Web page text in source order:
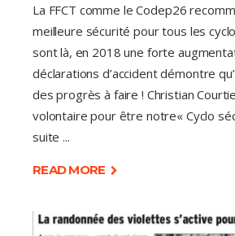
La FFCT comme le Codep26
meilleure sécurité pour tous les
sont là, en 2018 une forte
déclarations d’accident démontre
des progrès à faire ! Christian
volontaire pour être notre« Cyclo
suite
READ MORE